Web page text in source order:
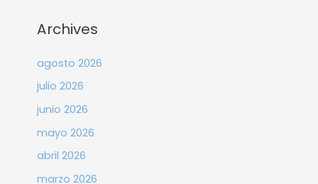
Archives
agosto 2026
julio 2026
junio 2026
mayo 2026
abril 2026
marzo 2026